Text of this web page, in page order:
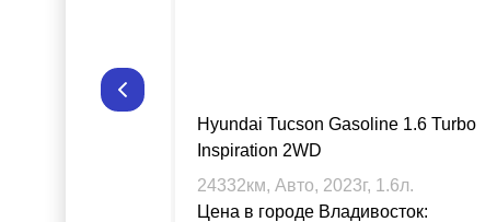
Hyundai Tucson Gasoline 1.6 Turbo
Inspiration 2WD
24332км, Авто, 2023г, 1.6л.
Цена в городе Владивосток: